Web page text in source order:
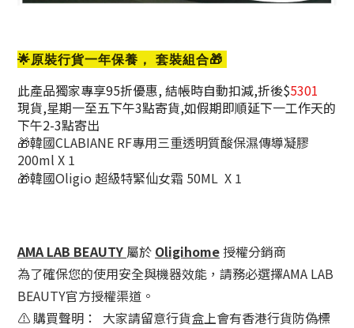
🌟原裝行貨一年保養， 套裝組合🎁
此產品獨家專享95折優惠, 結帳時自動扣減,折後$5301
現貨,星期一至五下午3點寄貨,如假期即順延下一工作天的
下午2-3點寄出
🎁韓國CLABIANE RF專用三重透明質酸保濕傳導凝膠
200ml X 1
🎁韓國Oligio 超級特緊仙女霜 50ML X 1
AMA LAB BEAUTY 屬於 Oligihome授權分銷商
為了確保您的使用安全與機器效能，請務必選擇AMA LAB
BEAUTY官方授權渠道。
⚠️ 購買聲明：
大家請留意行貨盒上會有香港行貨防偽標